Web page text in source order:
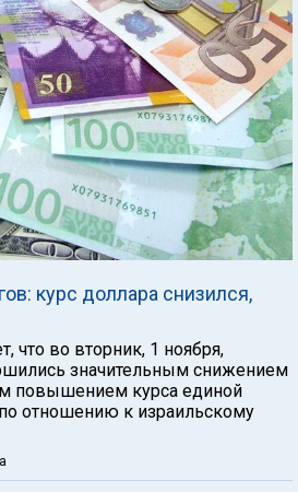
курс доллара снизился,
что во вторник, 1 ноября,
значительным снижением
повышением курса единой
отношению к израильскому